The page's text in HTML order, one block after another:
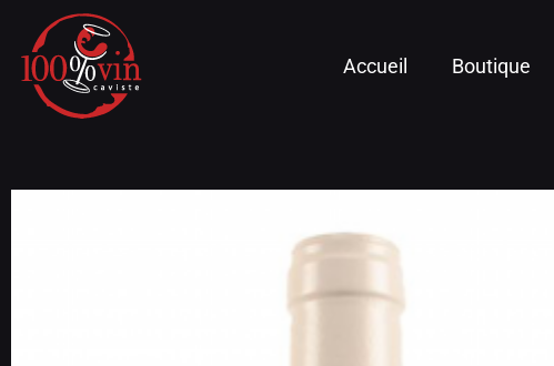
Accueil Boutique